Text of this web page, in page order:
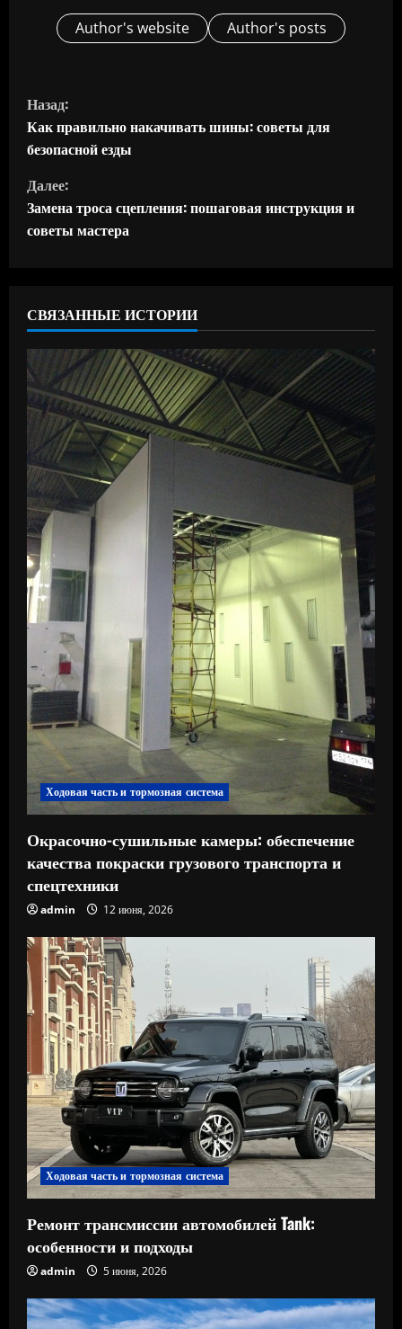
Author's website Author's posts
П
р
о
д
о
ж
и
т
ь
ч
т
е
н
и
е
Назад:
Как правильно накачивать шины: советы для
безопасной езды
Далее:
Замена троса сцепления: пошаговая инструкция и
советы мастера
СВЯЗАННЫЕ ИСТОРИИ
Ходовая часть и тормозная система
Окрасочно-сушильные камеры: обеспечение
качества покраски грузового транспорта и
спецтехники
admin 12 июня, 2026
Ходовая часть и тормозная система
Ремонт трансмиссии автомобилей Tank:
особенности и подходы
admin 5 июня, 2026